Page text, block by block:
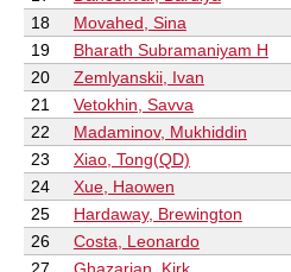
18
Movahed, Sina
19
Bharath Subramaniyam H
20
Zemlyanskii, Ivan
21
Vetokhin, Savva
22
Madaminov, Mukhiddin
23
Xiao, Tong(QD)
24
Xue, Haowen
25
Hardaway, Brewington
26
Costa, Leonardo